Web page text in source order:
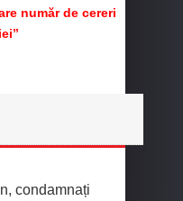
număr de cereri
condamnați